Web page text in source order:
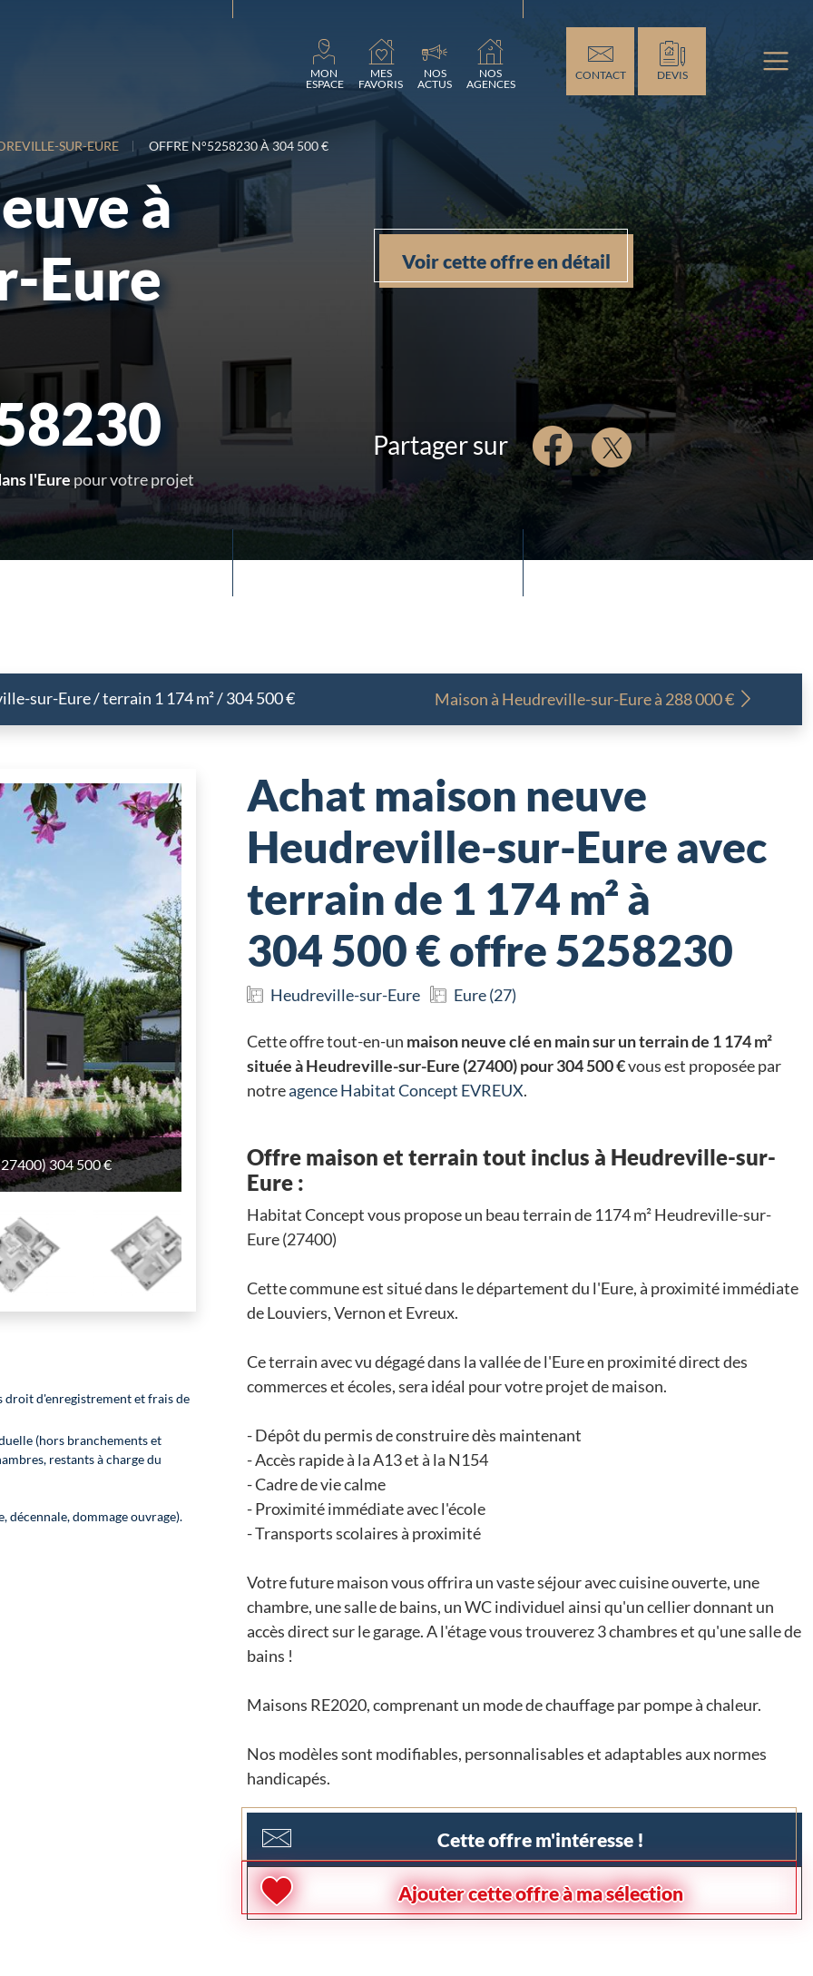
MON
ESPACE
Chargement...
MES
FAVORIS
NOS
ACTUS
NOS
AGENCES
CONTACT DEVIS
SUR-EURE OFFRE N°5258230 À 304 500 €
à
Eure
l'Eure pour votre projet
Voir cette offre en détail
Partager sur
sur-Eure / terrain 1 174 m² / 304 500 € Maison à Heudreville-sur-Eure à 288 000 €
Achat maison neuve
Heudreville-sur-Eure avec
terrain de 1 174 m² à
304 500 € offre 5258230
Heudreville-sur-Eure Eure (27)
Cette offre tout-en-un maison neuve clé en main sur un terrain de 1 174 m²
située à Heudreville-sur-Eure (27400) pour 304 500 €vous est proposée par
notreagence Habitat Concept EVREUX.
Offre maison et terrain tout inclus à Heudreville-sur-
Eure :
Habitat Concept vous propose un beau terrain de 1174 m² Heudreville-sur-
Eure (27400)
Cette commune est situé dans le département du l'Eure, à proximité immédiate
de Louviers, Vernon et Evreux.
Ce terrain avec vu dégagé dans la vallée de l'Eure en proximité direct des
commerces et écoles, sera idéal pour votre projet de maison.
- Dépôt du permis de construire dès maintenant
- Accès rapide à la A13 et à la N154
- Cadre de vie calme
- Proximité immédiate avec l'école
- Transports scolaires à proximité
Votre future maison vous offrira un vaste séjour avec cuisine ouverte, une
chambre, une salle de bains, un WC individuel ainsi qu'un cellier donnant un
accès direct sur le garage. A l'étage vous trouverez 3 chambres et qu'une salle de
bains !
Maisons RE2020, comprenant un mode de chauffage par pompe à chaleur.
Nos modèles sont modifiables, personnalisables et adaptables aux normes
handicapés.
Cette offre m'intéresse !
Ajouter cette offre à ma sélection
304 500 €
304 500 €
304 500 €
304 500 €
d'enregistrement et frais de
(hors branchements et
restants à charge du
décennale, dommage ouvrage).